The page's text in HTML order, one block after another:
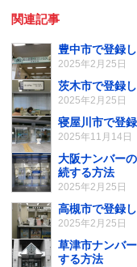
関連記事
豊中市で登録
2025年2月25日
茨木市で登録
2025年2月25日
寝屋川市で登
2025年11月14日
大阪ナンバー
続する方法
2025年2月25日
高槻市で登録
2025年2月25日
草津市ナンバ
する方法